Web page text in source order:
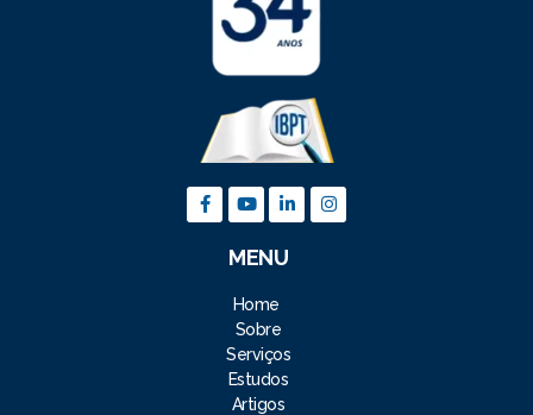
MENU
Home
Sobre
Serviços
Estudos
Artigos